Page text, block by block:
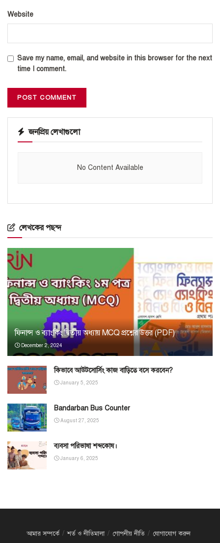
Website
Save my name, email, and website in this browser for the next
time I comment.
জনপ্রিয় লেখাগুলো
No Content Available
লেখকের পছন্দ
ফিনান্স ও ব্যাংকিং দ্বিতীয় অধ্যায় MCQ প্রশ্নের উত্তর (PDF)
December 2, 2024
কিভাবে আউটসোর্সিং কাজ বাড়িতে বসে করবেন?
January 5, 2025
Bandarban Bus Counter
August 27, 2025
ব্যবসা পরিভাষা শব্দকোষ।
January 6, 2025
আমার সম্পর্কে শর্ত ও নীতিমালা গোপনীয় নীতি যোগাযোগ করুন